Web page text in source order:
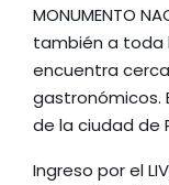
MONUMENTO
también a toda
encuentra
gastronómicos.
de la ciudad de
Ingreso por el